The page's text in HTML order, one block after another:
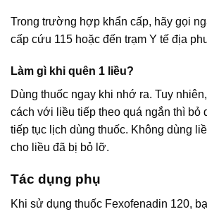
Trong trường hợp khẩn cấp, hãy gọi
cấp cứu 115 hoặc đến trạm Y tế địa
Làm gì khi quên 1 liều?
Dùng thuốc ngay khi nhớ ra. Tuy
cách với liều tiếp theo quá ngắn thì bỏ
tiếp tục lịch dùng thuốc. Không dùng
cho liều đã bị bỏ lỡ.
Tác dụng phụ
Khi sử dụng thuốc Fexofenadin 120,